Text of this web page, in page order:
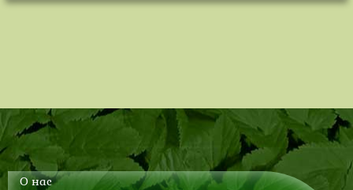
О нас